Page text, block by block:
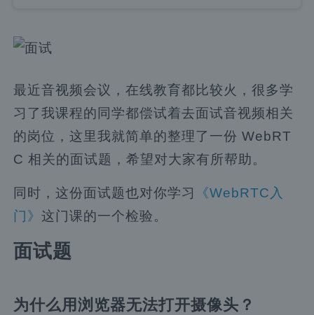
最近音视频会议，在线教育都比较火，很多学
习了我课程的同学都偿试着去面试音视频相关
的岗位，这里我就简单的整理了一份 WebRT
C 相关的面试题，希望对大家有所帮助。
同时，这份面试题也对你学习
《WebRTC入
门》这门课的一个检验。
面试题
为什么用浏览器无法打开摄像头？